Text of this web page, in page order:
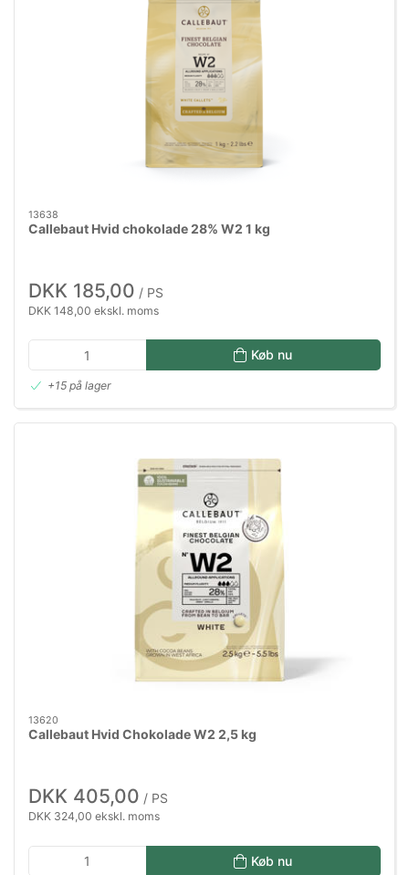
13638
Callebaut Hvid chokolade 28% W2 1 kg
DKK 185,00 / PS
DKK 148,00 ekskl. moms
Køb nu
+15 på lager
13620
Callebaut Hvid Chokolade W2 2,5 kg
DKK 405,00 / PS
DKK 324,00 ekskl. moms
Køb nu